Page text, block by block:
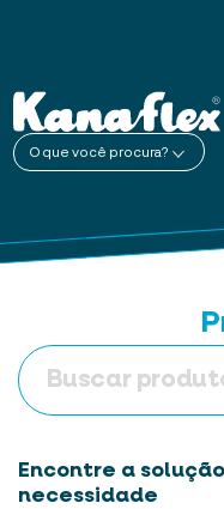
O que você procura?
Encontre a
necessidade